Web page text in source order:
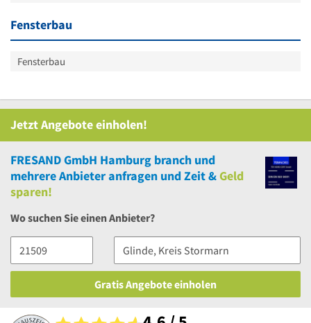
Fensterbau
Fensterbau
Jetzt Angebote einholen!
FRESAND GmbH Hamburg branch und
mehrereAnbieter anfragen und Zeit &Geld
sparen!
Wo suchen Sie einen Anbieter?
Gratis Angebote einholen